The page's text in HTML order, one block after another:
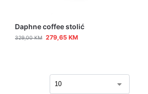
Daphne coffee stolić
329,00KM 279,65 KM